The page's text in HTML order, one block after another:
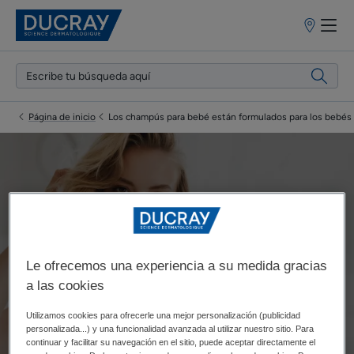
Puntos
venta
Página de inicio Los champús para bebé están formulados para los bebés
Los champús para bebé
están formulados para los
bebés
Actualizado el15/1/24, aprobado pornuestros expertos médicos
de DUCRAY.
Le ofrecemos una experiencia a su medida gracias
a las cookies
Utilizamos cookies para ofrecerle una mejor personalización (publicidad
personalizada...) y una funcionalidad avanzada al utilizar nuestro sitio. Para
continuar y facilitar su navegación en el sitio, puede aceptar directamente el